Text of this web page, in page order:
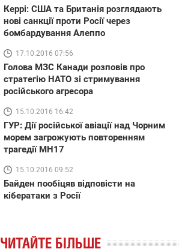
Керрі: США та Британія розглядають
нові санкції проти Росії через
бомбардування Алеппо
17.10.2016 07:56
Голова МЗС Канади розповів про
стратегію НАТО зі стримування
російського агресора
15.10.2016 16:42
ГУР: Дії російської авіації над Чорним
морем загрожують повторенням
трагедії МН17
15.10.2016 09:52
Байден пообіцяв відповісти на
кібератаки з Росії
ЧИТАЙТЕ БІЛЬШЕ